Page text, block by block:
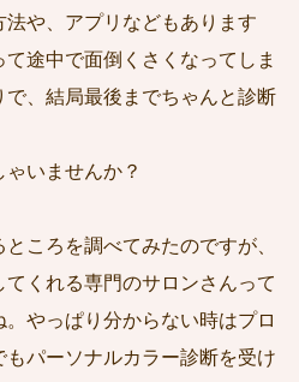
や、アプリなどもあります
途中で面倒くさくなってしま
、結局最後までちゃんと診断
いませんか？
ころを調べてみたのですが、
くれる専門のサロンさんって
やっぱり分からない時はプロ
パーソナルカラー診断を受け